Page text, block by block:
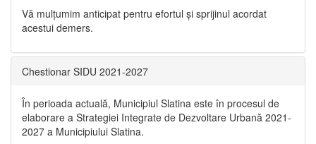
Vă mulţumim anticipat pentru efortul şi sprijinul acordat
acestui demers.
Chestionar SIDU 2021-2027
În perioada actuală, Municipiul Slatina este în procesul de
elaborare a Strategiei Integrate de Dezvoltare Urbană 2021‐
2027 a Municipiului Slatina.